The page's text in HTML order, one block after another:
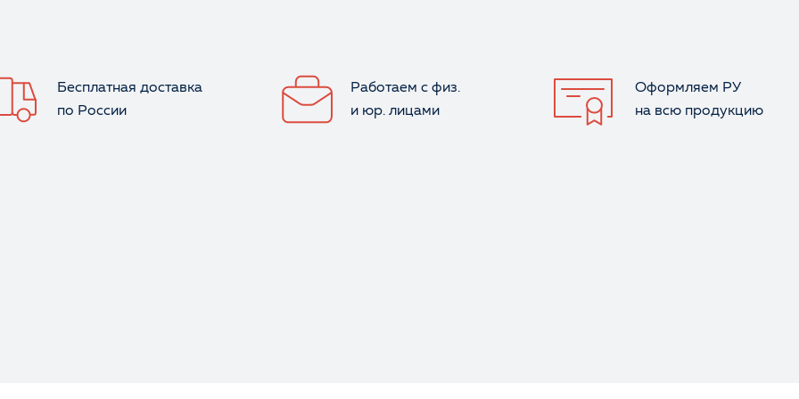
Бесплатная доставка
по России
Работаем с физ.
и юр. лицами
Оформляем РУ
на всю продукцию